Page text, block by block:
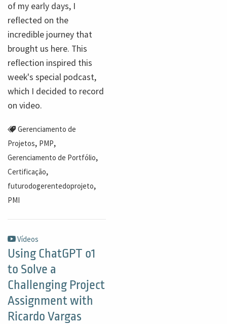
of my early days, I
reflected on the
incredible journey that
brought us here. This
reflection inspired this
week's special podcast,
which I decided to record
on video.
Gerenciamento de
Projetos, PMP,
Gerenciamento de Portfólio,
Certificação,
futurodogerentedoprojeto,
PMI
Vídeos
Using ChatGPT o1
to Solve a
Challenging Project
Assignment with
Ricardo Vargas